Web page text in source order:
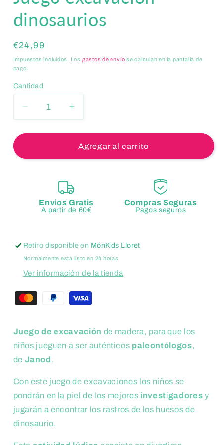
dinosaurios
Precio
habitual
€24,99
Impuestos incluidos. Los gastos de envío se calculan en la pantalla de
pago.
Cantidad
Reducir
cantidad
para
excavación
Aumentar
cantidad
para
Juego
excavación
Agregar al carrito
Envios Gratis
A partir de 60€
Compras Seguras
Pagos seguros
Retiro disponible en MónKids Lloret
Normalmente está listo en 24 horas
Ver información de la tienda
Juego de excavación de madera, para que los
niños jueguen a ser auténticos paleontólogos,
de Janod .
Con este juego de excavaciones los niños se
pondrán en la piel de los mejores investigadores y
jugarán a encontrar los rastros de los huesos de
dinosaurio.